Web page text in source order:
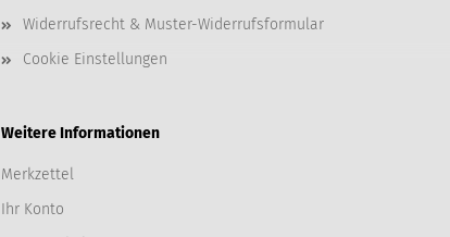
Widerrufsrecht & Muster-Widerrufsformular
Cookie Einstellungen
Weitere Informationen
Merkzettel
Ihr Konto